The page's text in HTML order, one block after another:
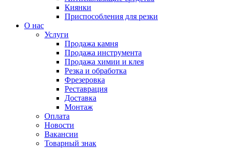
Киянки
Приспособления для резки
О нас
Услуги
Продажа камня
Продажа инструмента
Продажа химии и клея
Резка и обработка
Фрезеровка
Реставрация
Доставка
Монтаж
Оплата
Новости
Вакансии
Товарный знак